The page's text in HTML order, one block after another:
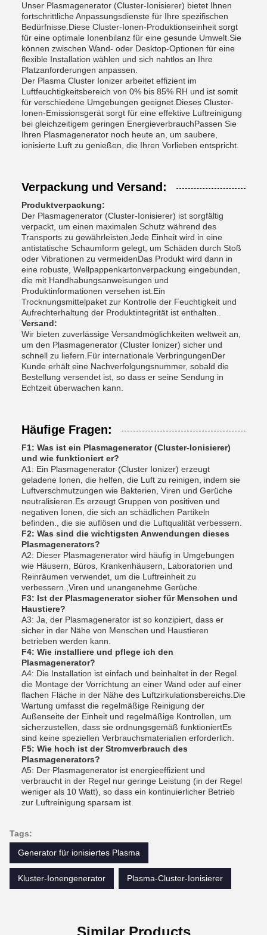
Unser Plasmagenerator (Cluster-Ionisierer) bietet Ihnen
fortschrittliche Anpassungsdienste für Ihre spezifischen
Bedürfnisse.Diese Cluster-Ionen-Produktionseinheit sorgt
für eine optimale Ionenbilanz für eine gesunde Umwelt.Sie
können zwischen Wand- oder Desktop-Optionen für eine
flexible Installation wählen und sich nahtlos an Ihre
Platzanforderungen anpassen.
Der Plasma Cluster Ionizer arbeitet effizient im
Luftfeuchtigkeitsbereich von 0% bis 85% RH und ist somit
für verschiedene Umgebungen geeignet.Dieses Cluster-
Ionen-Emissionsgerät sorgt für eine effektive Luftreinigung
bei gleichzeitigem geringen EnergieverbrauchPassen Sie
Ihren Plasmagenerator noch heute an, um saubere,
ionisierte Luft zu genießen, die Ihren Vorlieben entspricht.
Verpackung und Versand:
Produktverpackung:
Der Plasmagenerator (Cluster-Ionisierer) ist sorgfältig
verpackt, um einen maximalen Schutz während des
Transports zu gewährleisten.Jede Einheit wird in eine
antistatische Schaumform gelegt, um Schäden durch Stoß
oder Vibrationen zu vermeidenDas Produkt wird dann in
eine robuste, Wellpappenkartonverpackung eingebunden,
die mit Handhabungsanweisungen und
Produktinformationen versehen ist.Ein
Trocknungsmittelpaket zur Kontrolle der Feuchtigkeit und
Aufrechterhaltung der Produktintegrität ist enthalten..
Versand:
Wir bieten zuverlässige Versandmöglichkeiten weltweit an,
um den Plasmagenerator (Cluster Ionizer) sicher und
schnell zu liefern.Für internationale VerbringungenDer
Kunde erhält eine Nachverfolgungsnummer, sobald die
Bestellung versendet ist, so dass er seine Sendung in
Echtzeit überwachen kann.
Häufige Fragen:
F1: Was ist ein Plasmagenerator (Cluster-Ionisierer)
und wie funktioniert er?
A1: Ein Plasmagenerator (Cluster Ionizer) erzeugt
geladene Ionen, die helfen, die Luft zu reinigen, indem sie
Luftverschmutzungen wie Bakterien, Viren und Gerüche
neutralisieren.Es erzeugt Gruppen von positiven und
negativen Ionen, die sich an schädlichen Partikeln
befinden., die sie auflösen und die Luftqualität verbessern.
F2: Was sind die wichtigsten Anwendungen dieses
Plasmagenerators?
A2: Dieser Plasmagenerator wird häufig in Umgebungen
wie Häusern, Büros, Krankenhäusern, Laboratorien und
Reinräumen verwendet, um die Luftreinheit zu
verbessern.,Viren und unangenehme Gerüche.
F3: Ist der Plasmagenerator sicher für Menschen und
Haustiere?
A3: Ja, der Plasmagenerator ist so konzipiert, dass er
sicher in der Nähe von Menschen und Haustieren
betrieben werden kann.
F4: Wie installiere und pflege ich den
Plasmagenerator?
A4: Die Installation ist einfach und beinhaltet in der Regel
die Montage der Vorrichtung an einer Wand oder auf einer
flachen Fläche in der Nähe des Luftzirkulationsbereichs.Die
Wartung umfasst die regelmäßige Reinigung der
Außenseite der Einheit und regelmäßige Kontrollen, um
sicherzustellen, dass sie ordnungsgemäß funktioniertEs
sind keine speziellen Verbrauchsmaterialien erforderlich.
F5: Wie hoch ist der Stromverbrauch des
Plasmagenerators?
A5: Der Plasmagenerator ist energieeffizient und
verbraucht in der Regel nur geringe Leistung (in der Regel
weniger als 10 Watt), so dass ein kontinuierlicher Betrieb
zur Luftreinigung sparsam ist.
Tags:
Generator für ionisiertes Plasma
Kluster-Ionengenerator Plasma-Cluster-Ionisierer
Similar Products